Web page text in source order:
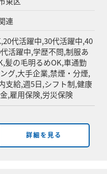
連
代活躍中,30代活躍中,40
活躍中,学歴不問,制服あ
髪の毛明るめOK,車通勤
グ,大手企業,禁煙・分煙,
支給,週5日,シフト制,健康
,雇用保険,労災保険
詳細を見る